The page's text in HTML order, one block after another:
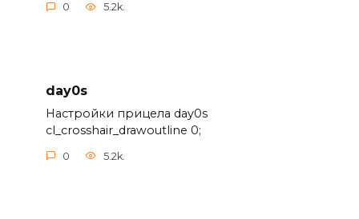
0 5.2k.
day0s
Настройки прицела day0s
cl_crosshair_drawoutline 0;
0 5.2k.